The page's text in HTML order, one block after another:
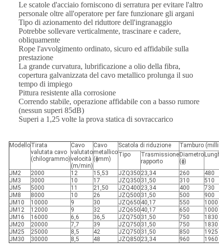
Le scatole d'acciaio forniscono di serratura per evitare l'altro
personale oltre all'operatore per fare funzionare gli argani
Tipo di azionamento del riduttore dell'ingranaggio
Potrebbe sollevare verticalmente, trascinare e cadere,
obliquamente
Rope l'avvolgimento ordinato, sicuro ed affidabile sulla
prestazione
La grande curvatura, lubrificazione a olio della fibra,
copertura galvanizzata del cavo metallico prolunga il suo
tempo di impiego
Pittura resistente alla corrosione
Correndo stabile, operazione affidabile con a basso rumore
(nessun superi 85dB)
Superi a 1,25 volte la prova statica di sovraccarico
ModelloTirata
valutata cavo
(chilogrammo)
Cavo
valutato
velocità
(m/min)
Cavo
metallico
(ɸmm)
Scatola di riduzione
Tamburo
Tipo
Trasmissione
rapporto
Diametro
(ɸ)
JM2 2000 12 15,53 JZQ350 23,34 260
480
JM3
3000 10 17 JZQ350 31,50 310
510
JM5
5000 11 21,50 JZQ400 23,34 400
730
JM8
8000 10 26 JZQ500 31,50 500
900
JM10
10000 9 30 JZQ650 40,17 550
1000
JM12
12000 9 32 JZQ650 40,17 650
1000
JM16
16000 6,6 36,5 JZQ750 31,50 750
1830
JM20
20000 7,7 39 JZQ750 31,50 750
1830
JM25
25000 8,5 42 JZQ750 31,50 850
1925
JM30
30000 8,5 48 JZQ850 23,34 960 1960